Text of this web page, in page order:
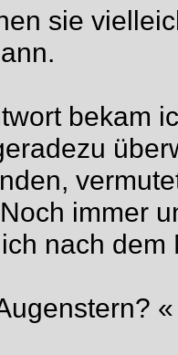
sie
bekam
immer
nach dem
«